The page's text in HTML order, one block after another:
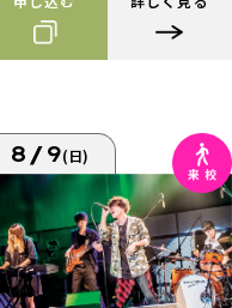
8/9(日)